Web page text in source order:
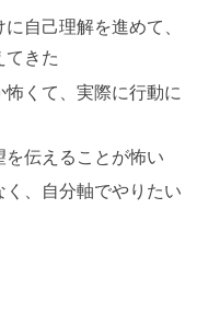
自己理解を進めて、
てきた
くて、実際に行動に
を伝えることが怖い
、自分軸でやりたい